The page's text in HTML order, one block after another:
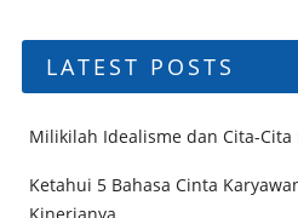
LATEST POSTS
Milikilah Idealisme dan Cita-Cita
Ketahui 5 Bahasa Cinta